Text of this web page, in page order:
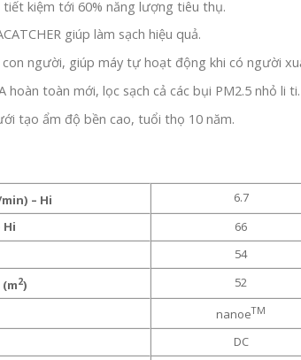
tiết kiệm tới 60% năng lượng tiêu thụ.
giúp làm sạch hiệu quả.
con người, giúp máy tự hoạt động khi có người
hoàn toàn mới, lọc sạch cả các bụi PM2.5 nhỏ li ti.
tạo ẩm độ bền cao, tuổi thọ 10 năm.
– Hi
6.7
66
54
2)
52
nanoeTM
DC